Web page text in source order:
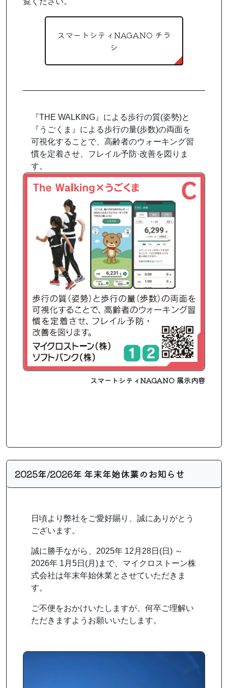
スマートシティNAGANO チラ
シ
『THE WALKING』による歩行の質(姿勢)と
『うごくま』による歩行の量(歩数)の両面を
可視化することで、高齢者のウォーキング習
慣を定着させ、フレイル予防·改善を図りま
す。
スマートシティNAGANO 展示内容
2025年/2026年 年末年始休業のお知らせ
日頃より弊社をご愛好賜り、誠にありがとう
ございます。
誠に勝手ながら、2025年 12月28日(日) ～
2026年 1月5日(月)まで、マイクロストーン株
式会社は年末年始休業とさせていただきま
す。
ご不便をおかけいたしますが、何卒ご理解い
ただきますようお願いいたします。